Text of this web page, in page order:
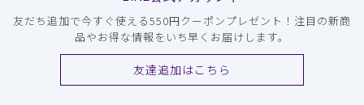
友だち追加で今すぐ使える550円クーポンプレゼント！注目の新商
品やお得な情報をいち早くお届けします。
友達追加はこちら